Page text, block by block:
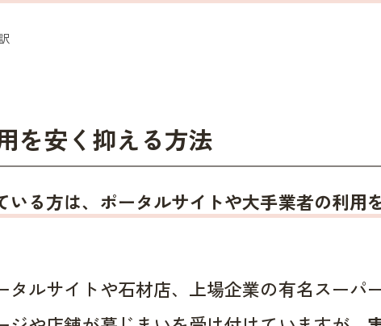
を安く抑える方法
いる方は、ポータルサイトや大手業者の利用
タルサイトや石材店、上場企業の有名スーパ